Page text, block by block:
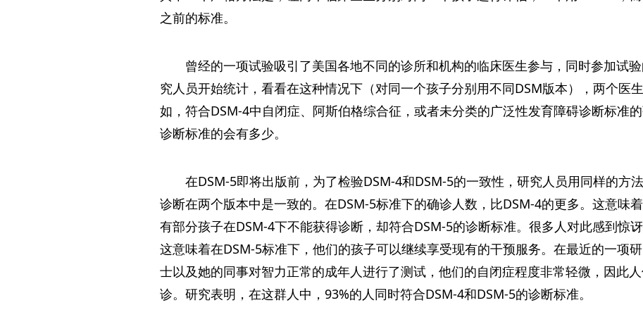
之前的标准。
曾经的一项试验吸引了美国各地不同的诊所和机构的临床医生参与，同时参加试
究人员开始统计，看看在这种情况下（对同一个孩子分别用不同DSM版本），两个医
如，符合DSM-4中自闭症、阿斯伯格综合征，或者未分类的广泛性发育障碍诊断标准
诊断标准的会有多少。
在DSM-5即将出版前，为了检验DSM-4和DSM-5的一致性，研究人员用同样的方
诊断在两个版本中是一致的。在DSM-5标准下的确诊人数，比DSM-4的更多。这意味
有部分孩子在DSM-4下不能获得诊断，却符合DSM-5的诊断标准。很多人对此感到惊
这意味着在DSM-5标准下，他们的孩子可以继续享受现有的干预服务。在最近的一项
士以及她的同事对智力正常的成年人进行了测试，他们的自闭症程度非常轻微，因此
诊。研究表明，在这群人中，93%的人同时符合DSM-4和DSM-5的诊断标准。